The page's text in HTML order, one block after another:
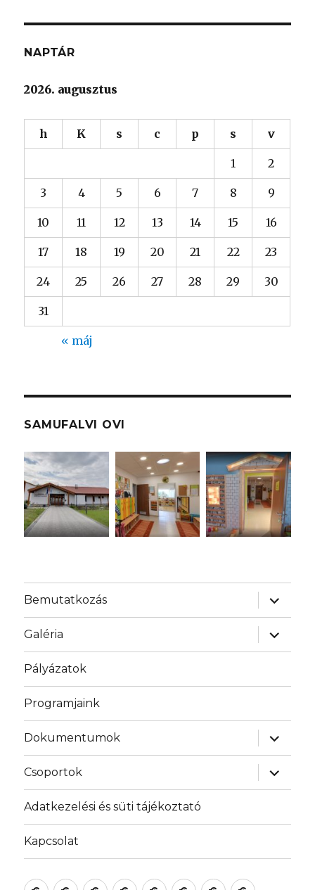
kifejezésre:
NAPTÁR
2026. augusztus
h K s c p s v
1 2
3 4 5 6 7 8 9
10 11 12 13 14 15 16
17 18 19 20 21 22 23
24 25 26 27 28 29 30
31
« máj
SAMUFALVI OVI
Bemutatkozás
almenü
Galéria
almenü
Pályázatok
Programjaink
Dokumentumok
almenü
Csoportok
almenü
Adatkezelési és süti tájékoztató
Kapcsolat